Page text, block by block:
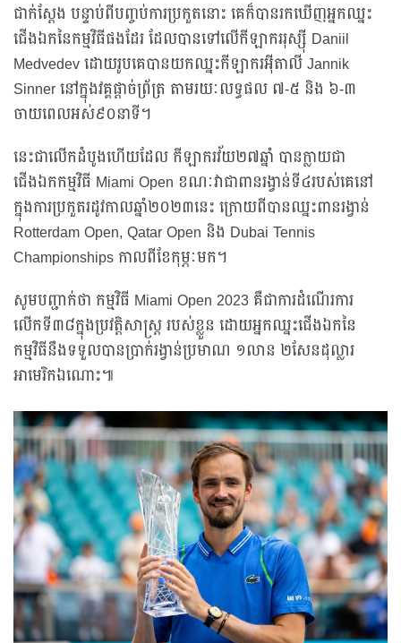
ជាក់ស្តែង បន្ទាប់ពីបញ្ចប់ការប្រកួតនោះ គេក៏បានរកឃើញអ្នកឈ្នះ
ជើងឯកនៃកម្មវិធីផងដែរ ដែលបានទៅលើកីឡាកររុស្ស៊ី Daniil
Medvedev ដោយរូបគេបានយកឈ្នះកីឡាករអ៊ីតាលី Jannik
Sinner នៅក្នុងវគ្គផ្តាច់ព្រ័ត្រ តាមរយៈលទ្ធផល ៧-៥ និង ៦-៣
ចាយពេលអស់៩០នាទី។
នេះជាលើកដំបូងហើយដែល កីឡាករវ័យ២៧ឆ្នាំ បានក្លាយជា
ជើងឯកកម្មវិធី Miami Open ខណៈវាជាពានរង្វាន់ទី៤របស់គេនៅ
ក្នុងការប្រកួតរដូវកាលឆ្នាំ២០២៣នេះ ក្រោយពីបានឈ្នះពានរង្វាន់
Rotterdam Open, Qatar Open និង Dubai Tennis
Championships កាលពីខែកុម្ភៈមក។
សូមបញ្ជាក់ថា កម្មវិធី Miami Open 2023 គឺជាការដំណើរការ
លើកទី៣៨ក្នុងប្រវត្តិសាស្ត្រ របស់ខ្លួន ដោយអ្នកឈ្នះជើងឯកនៃ
កម្មវិធីនឹងទទួលបានប្រាក់រង្វាន់ប្រមាណ ១លាន ២សែនដុល្លារ
អាមេរិកឯណោះ៕